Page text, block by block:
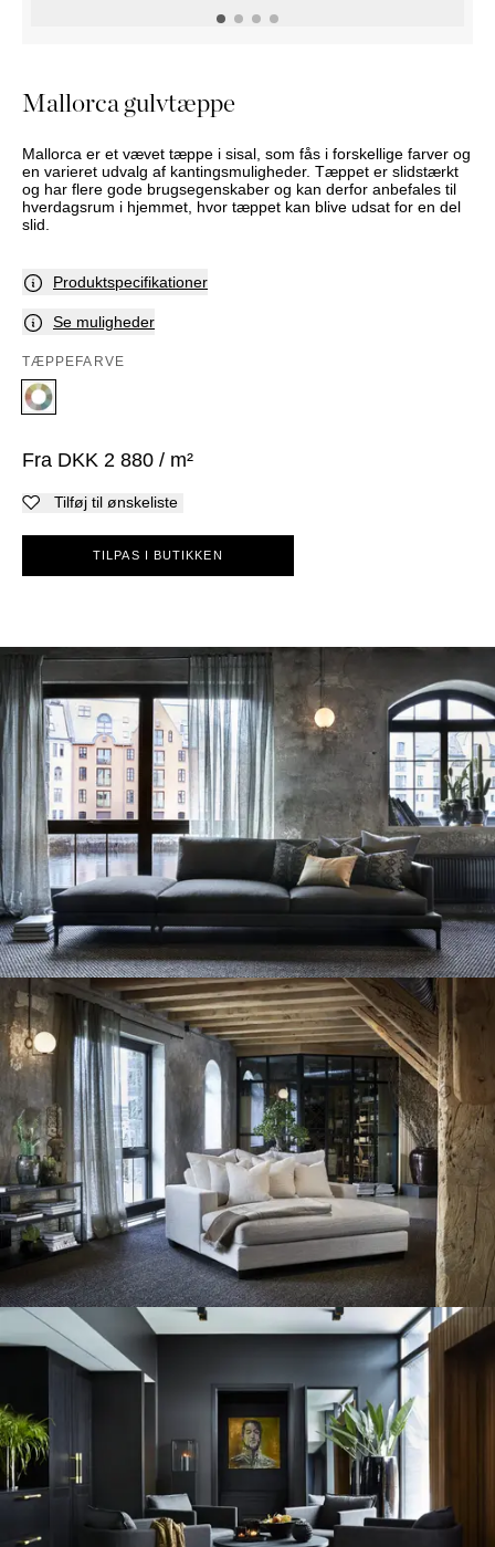
BORDDÆKNING
BILLEDER
Mallorca gulvtæppe
Mallorca er et vævet tæppe i sisal, som fås i forskellige farver og
en varieret udvalg af kantingsmuligheder. Tæppet er slidstærkt
og har flere gode brugsegenskaber og kan derfor anbefales til
hverdagsrum i hjemmet, hvor tæppet kan blive udsat for en del
slid.
Produktspecifikationer
Se muligheder
TÆPPEFARVE
Fra DKK 2 880 / m²
Tilføj til ønskeliste
TILPAS I BUTIKKEN